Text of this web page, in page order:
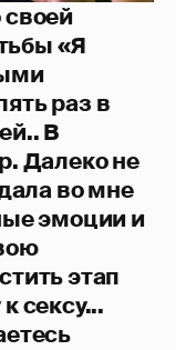
«Я
раз в
В
Далеко не
во мне
эмоции и
этап
сексу...